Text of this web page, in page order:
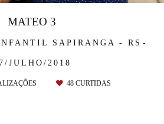
SAPIRANGA - RS
JULHO/2018
MATEO 3
48 CURTIDAS